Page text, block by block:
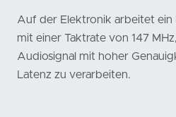
Auf der Elektronik arbeitet ein
mit einer Taktrate von 147
Audiosignal mit hoher
Latenz zu verarbeiten.